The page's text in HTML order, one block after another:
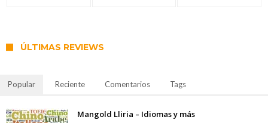
ÚLTIMAS REVIEWS
Popular Reciente Comentarios Tags
Mangold Lliria – Idiomas y más